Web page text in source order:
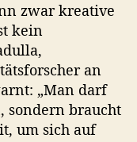
zwar kreative
kein
an
„Man darf
sondern braucht
um sich auf